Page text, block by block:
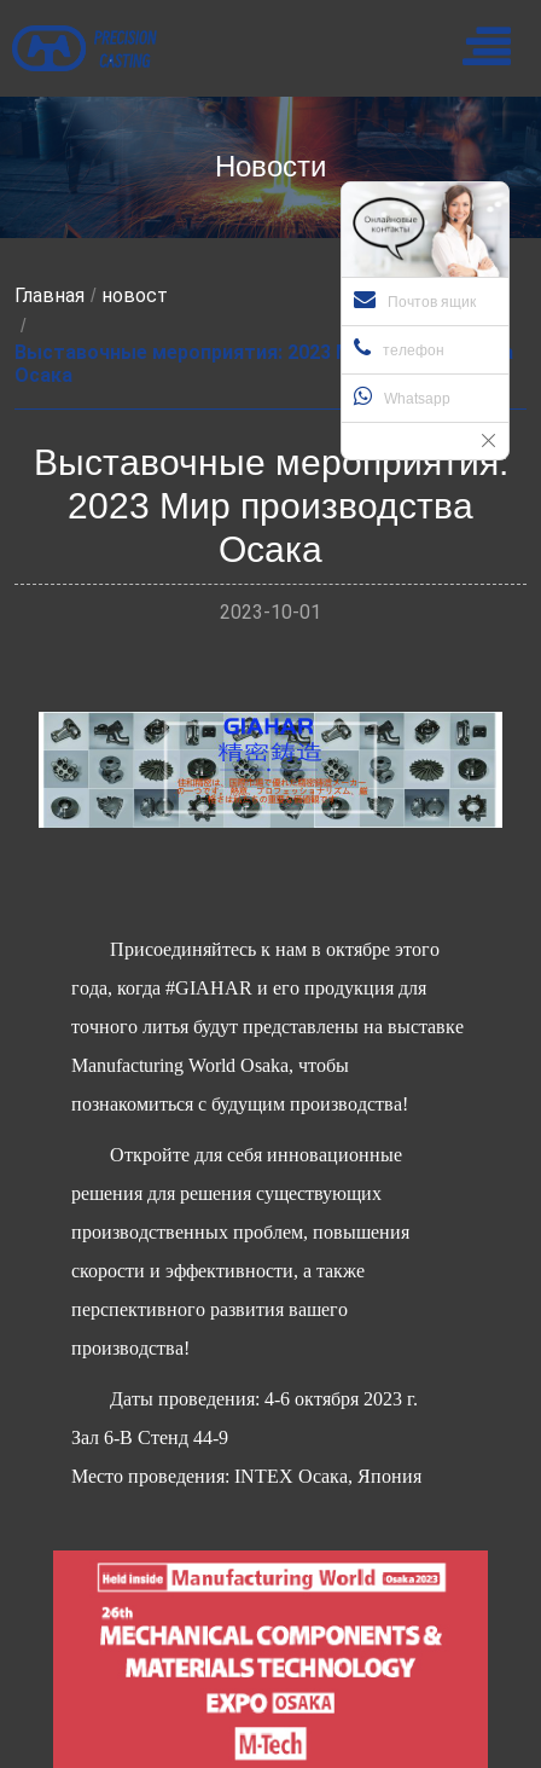
Новости
Главная новост
Выставочные мероприятия: 2023 Мир производства
Осака
Выставочные мероприятия:
2023 Мир производства
Осака
2023-10-01
Присоединяйтесь к нам в октябре этого
года, когда #GIAHAR и его продукция для
точного литья будут представлены на выставке
Manufacturing World Osaka, чтобы
познакомиться с будущим производства!
Откройте для себя инновационные
решения для решения существующих
производственных проблем, повышения
скорости и эффективности, а также
перспективного развития вашего
производства!
Даты проведения: 4-6 октября 2023 г.
Зал 6-B Стенд 44-9
Место проведения: INTEX Осака, Япония
Почтов ящик
телефон
Whatsapp